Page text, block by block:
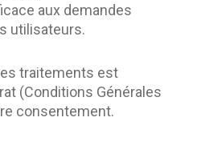
aux demandes
utilisateurs.
traitements est
(Conditions Générales
consentement.